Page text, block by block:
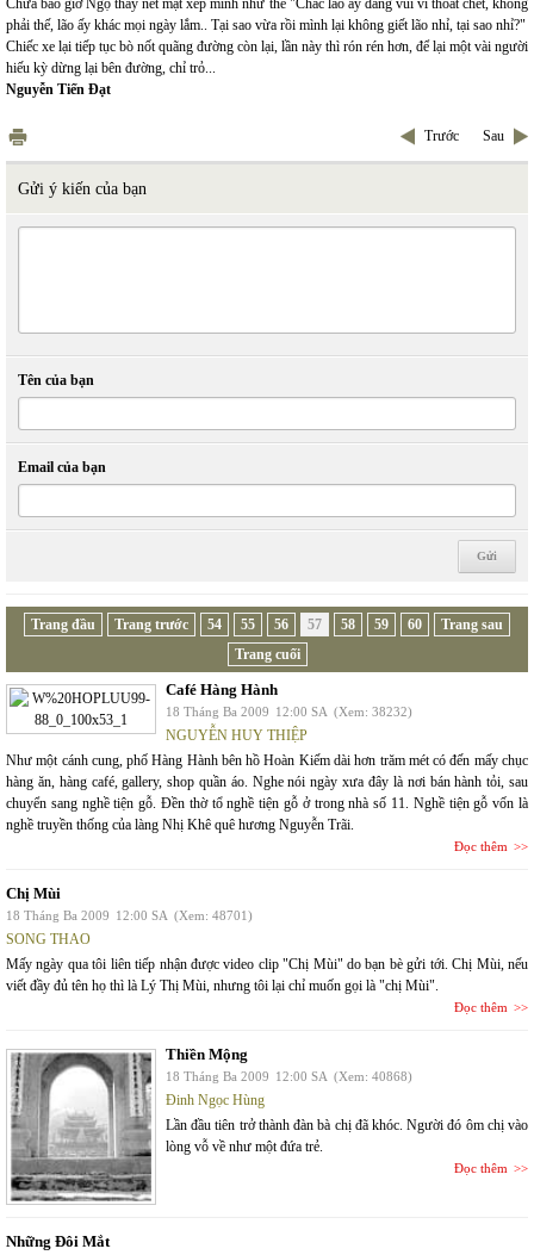
Chưa bao giờ Ngọ thấy nét mặt xếp mình như thế "Chắc lão ấy đang vui vì thoát chết, không
phải thế, lão ấy khác mọi ngày lắm.. Tại sao vừa rồi mình lại không giết lão nhỉ, tại sao nhỉ?"
Chiếc xe lại tiếp tục bò nốt quãng đường còn lại, lần này thì rón rén hơn, để lại một vài người
hiếu kỳ dừng lại bên đường, chỉ trỏ...
Nguyễn Tiến Đạt
Trước Sau
Gửi ý kiến của bạn
Tên của bạn
Email của bạn
Trang đầu Trang trước 54 55 56 57 58 59 60
Trang sau
Trang cuối
Café Hàng Hành
18 Tháng Ba 2009 12:00 SA (Xem: 38232)
NGUYỄN HUY THIỆP
Như một cánh cung, phố Hàng Hành bên hồ Hoàn Kiếm dài hơn trăm mét có đến mấy chục
hàng ăn, hàng café, gallery, shop quần áo. Nghe nói ngày xưa đây là nơi bán hành tỏi, sau
chuyển sang nghề tiện gỗ. Đền thờ tổ nghề tiện gỗ ở trong nhà số 11. Nghề tiện gỗ vốn là
nghề truyền thống của làng Nhị Khê quê hương Nguyễn Trãi.
Đọc thêm
Chị Mùi
18 Tháng Ba 2009 12:00 SA (Xem: 48701)
SONG THAO
Mấy ngày qua tôi liên tiếp nhận được video clip "Chị Mùi" do bạn bè gửi tới. Chị Mùi, nếu
viết đầy đủ tên họ thì là Lý Thị Mùi, nhưng tôi lại chỉ muốn gọi là "chị Mùi".
Đọc thêm
Thiền Mộng
18 Tháng Ba 2009 12:00 SA (Xem: 40868)
Đinh Ngọc Hùng
Lần đầu tiên trở thành đàn bà chị đã khóc. Người đó ôm chị vào
lòng vỗ về như một đứa trẻ.
Đọc thêm
Những Đôi Mắt